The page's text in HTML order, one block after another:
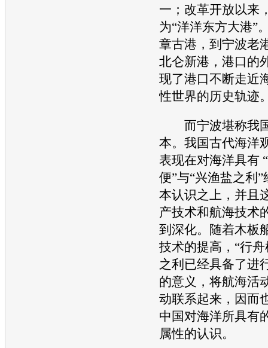
一；改革开放以来
为“洋洋东方大港”
章古港，到宁波老
北仑新港，港口的
现了港口不断走近
性世界的历史轨迹
而宁波堪称我
本。我国古代海洋
表现在对海洋具有
便”与“兴渔盐之利
本认识之上，并且
产技术和航海技术
到深化。随着木板
技术的提高，“行
之利已经具备了进
的意义，将航海活
动联系起来，因而
中国对海洋所具有
属性的认识。